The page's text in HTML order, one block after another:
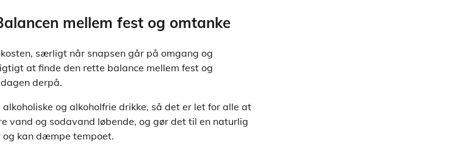
mellem fest og omtanke
særligt når snapsen går på omgang og
at finde den rette balance mellem fest og
derpå.
og alkoholfrie drikke, så det er let for alle at
vand og sodavand løbende, og gør det til en naturlig
kan dæmpe tempoet.